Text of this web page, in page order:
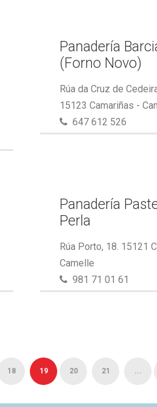
Panadería
(Forno Novo)
Rúa da Cruz de
15123 Camariñas -
647 612 526
Panadería
Perla
Rúa Porto, 18. 15121
Camelle
981 71 01 61
18 19 20 21 ...